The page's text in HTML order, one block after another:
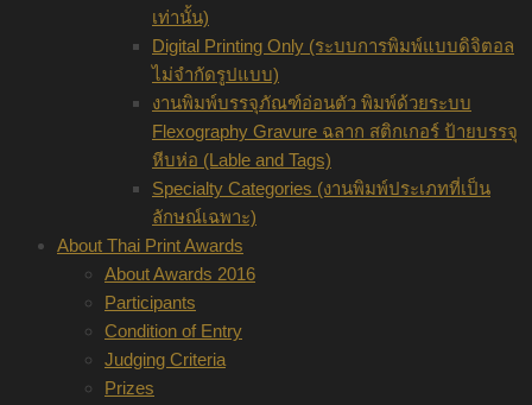
เท่านั้น)
Digital Printing Only (ระบบการพิมพ์แบบดิจิตอล
ไม่จำกัดรูปแบบ)
งานพิมพ์บรรจุภัณฑ์อ่อนตัว พิมพ์ด้วยระบบ
Flexography Gravure ฉลาก สติกเกอร์ ป้ายบรรจุ
หีบห่อ (Lable and Tags)
Specialty Categories (งานพิมพ์ประเภทที่เป็น
ลักษณ์เฉพาะ)
About Thai Print Awards
About Awards 2016
Participants
Condition of Entry
Judging Criteria
Prizes